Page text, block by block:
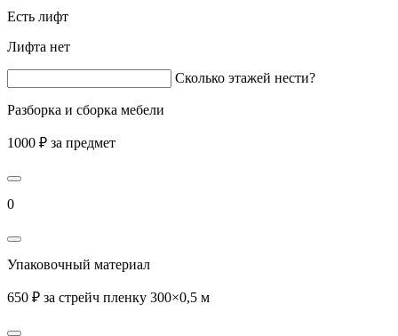
Есть лифт
Лифта нет
Сколько этажей нести?
Разборка и сборка мебели
1000 ₽ за предмет
0
Упаковочный материал
650 ₽ за стрейч пленку 300×0,5 м